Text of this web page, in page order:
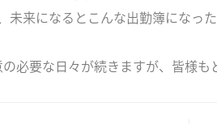
未来になるとこんな出勤簿になった
必要な日々が続きますが、皆様も